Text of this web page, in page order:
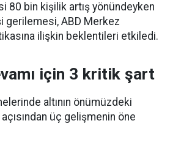
80 bin kişilik artış yönündeyken
gerilemesi, ABD Merkez
ilişkin beklentileri etkiledi.
için 3 kritik şart
altının önümüzdeki
üç gelişmenin öne